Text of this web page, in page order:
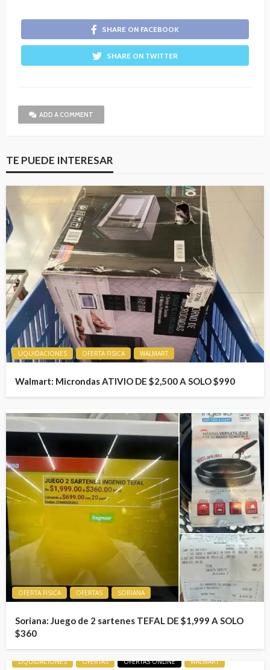
SHARE ON FACEBOOK
SHARE ON TWITTER
ADD A COMMENT
TE PUEDE INTERESAR
LIQUIDACIONES OFERTA FISICA WALMART
Walmart: Microndas ATIVIO DE $2,500 A SOLO $990
OFERTA FISICA OFERTAS SORIANA
Soriana: Juego de 2 sartenes TEFAL DE $1,999 A SOLO
$360
LIQUIDACIONES OFERTAS OFERTAS ONLINE WALMART